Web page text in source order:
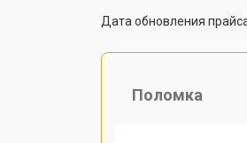
Дата обновления
Поломка